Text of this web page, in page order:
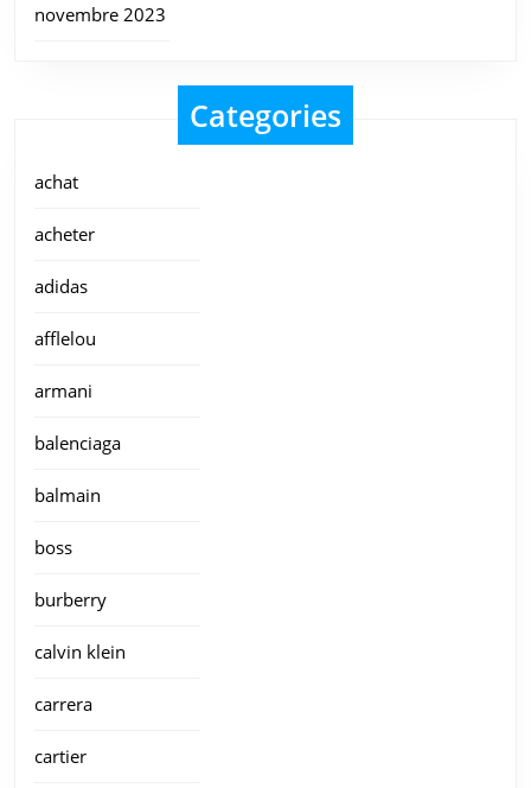
novembre 2023
Categories
achat
acheter
adidas
afflelou
armani
balenciaga
balmain
boss
burberry
calvin klein
carrera
cartier